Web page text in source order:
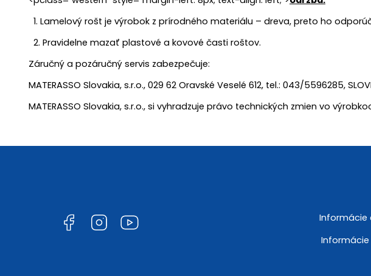
1. Lamelový rošt je výrobok z prírodného materiálu – dreva, preto ho
2. Pravidelne mazať plastové a kovové časti roštov.
Záručný a pozáručný servis zabezpečuje:
MATERASSO Slovakia, s.r.o., 029 62 Oravské Veselé 612, tel.: 043/5596285,
MATERASSO Slovakia, s.r.o., si vyhradzuje právo technických zmien vo
FacebookInstagram